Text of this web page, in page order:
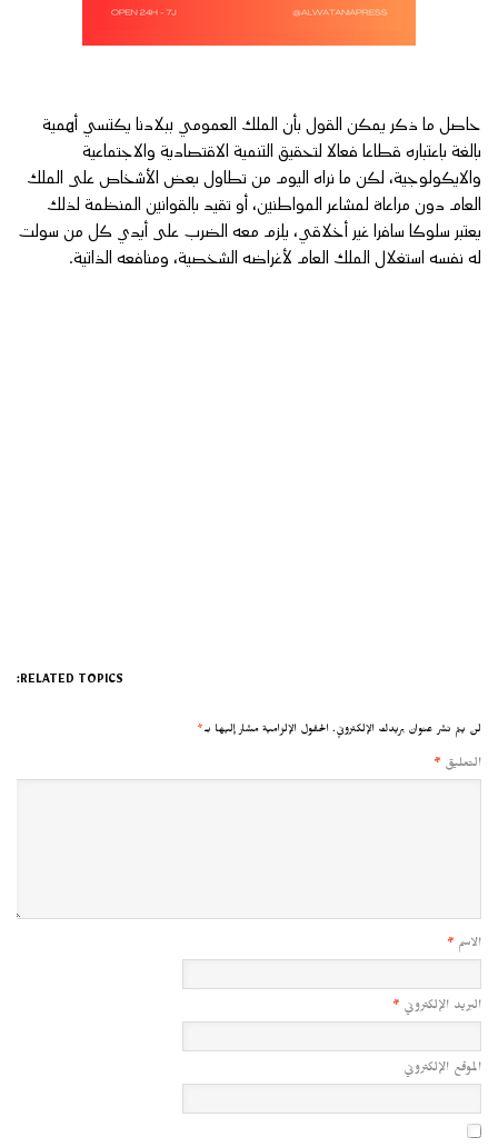
حاصل ما ذكر يمكن القول بأن الملك العمومي ببلادنا يكتسي أهمية
بالغة باعتباره قطاعا فعالا لتحقيق التنمية الاقتصادية والاجتماعية
والايكولوجية، لكن ما نراه اليوم من تطاول بعض الأشخاص على الملك
العام دون مراعاة لمشاعر المواطنين، أو تقيد بالقوانين المنظمة لذلك
يعتبر سلوكا سافرا غير أخلاقي، يلزم معه الضرب على أيدي كل من سولت
له نفسه استغلال الملك العام لأغراضه الشخصية، ومنافعه الذاتية.
RELATED TOPICS:
لن يتم نشر عنوان بريدك الإلكتروني. الحقول الإلزامية مشار إليها بـ*
التعليق *
الاسم *
البريد الإلكتروني *
الموقع الإلكتروني